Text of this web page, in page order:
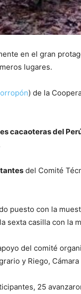
en el gran
lugares.
) de la
cacaoteras del
del Comité
puesto con la
sexta casilla con la
del comité
y Riego,
25